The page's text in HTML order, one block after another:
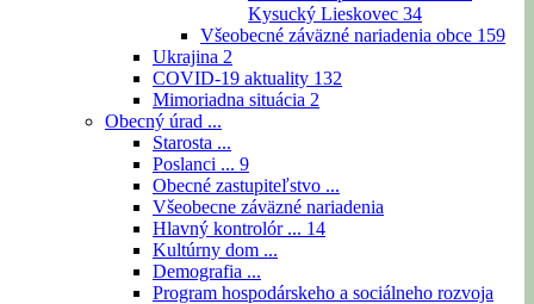
Kysucký Lieskovec 34
Všeobecné záväzné nariadenia obce 159
Ukrajina 2
COVID-19 aktuality 132
Mimoriadna situácia 2
Obecný úrad ...
Starosta ...
Poslanci ... 9
Obecné zastupiteľstvo ...
Všeobecne záväzné nariadenia
Hlavný kontrolór ... 14
Kultúrny dom ...
Demografia ...
Program hospodárskeho a sociálneho rozvoja